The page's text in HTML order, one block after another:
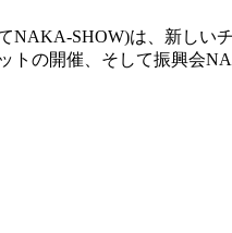
NAKA-SHOW)は、新しい
トの開催、そして振興会